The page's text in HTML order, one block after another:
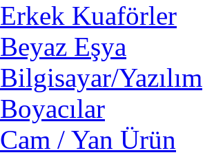
Erkek Kuaförler
Beyaz Eşya
Bilgisayar/Yazılım
Boyacılar
Cam / Yan Ürün